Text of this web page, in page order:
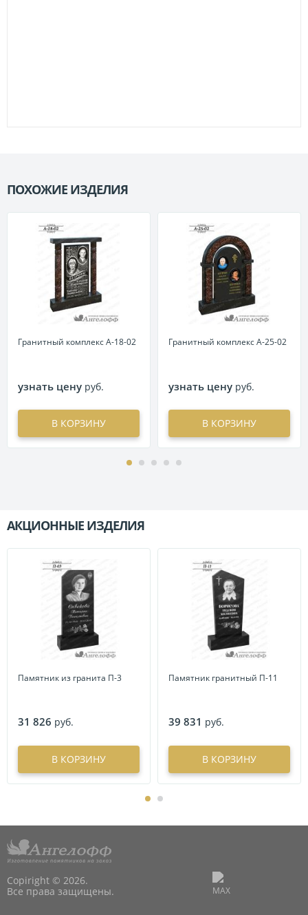
ПОХОЖИЕ ИЗДЕЛИЯ
Гранитный комплекс А-18-02
узнать цену руб.
В КОРЗИНУ
Гранитный комплекс А-25-02
узнать цену руб.
В КОРЗИНУ
АКЦИОННЫЕ ИЗДЕЛИЯ
Памятник из гранита П-3
31 826 руб.
В КОРЗИНУ
Памятник гранитный П-11
39 831 руб.
В КОРЗИНУ
Copiright © 2026.
Все права защищены.